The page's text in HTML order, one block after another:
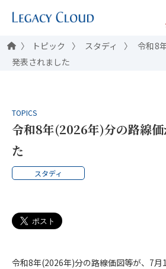
トピック スタディ
令和8
発表されました
TOPICS
令和8年(2026年)分の路線
た
スタディ
令和8年(2026年)分の路線価図等が、7